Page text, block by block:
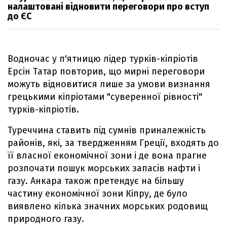
налаштовані відновити переговори про вступ
до ЄС
Водночас у п'ятницю лідер турків-кіпріотів
Ерсін Татар повторив, що мирні переговори
можуть відновитися лише за умови визнання
грецькими кіпріотами "суверенної рівності"
турків-кіпріотів.
Туреччина ставить під сумнів приналежність
районів, які, за твердженням Греції, входять до
її власної економічної зони і де вона прагне
розпочати пошук морських запасів нафти і
газу. Анкара також претендує на більшу
частину економічної зони Кіпру, де було
виявлено кілька значних морських родовищ
природного газу.